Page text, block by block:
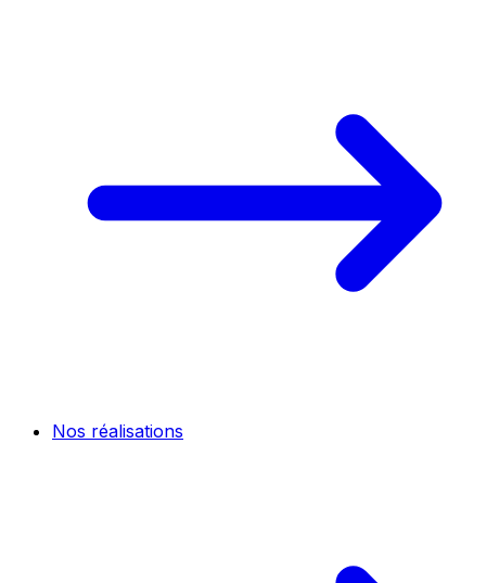
Nos réalisations